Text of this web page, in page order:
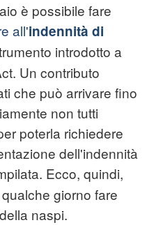
è possibile fare
all'indennità di
introdotto a
Un contributo
che può arrivare fino
non tutti
poterla richiedere
dell'indennità
Ecco, quindi,
giorno fare
naspi.